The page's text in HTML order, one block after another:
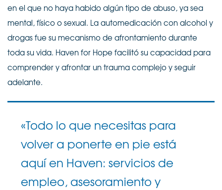
en el que no haya habido algún tipo de abuso, ya sea
mental, físico o sexual. La automedicación con alcohol y
drogas fue su mecanismo de afrontamiento durante
toda su vida. Haven for Hope facilitó su capacidad para
comprender y afrontar un trauma complejo y seguir
adelante.
«Todo lo que necesitas para
volver a ponerte en pie está
aquí en Haven: servicios de
empleo, asesoramiento y